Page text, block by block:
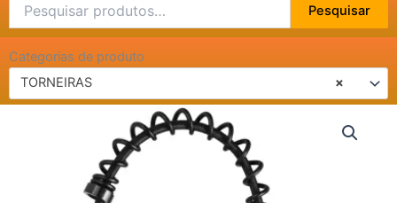
por:
Pesquisar
Categorias de produto
×
TORNEIRAS